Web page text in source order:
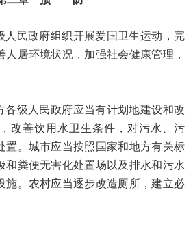
民政府组织开展爱国卫生运动，完
居环境状况，加强社会健康管理，
级人民政府应当有计划地建设和改
改善饮用水卫生条件，对污水、污
置。城市应当按照国家和地方有关标
和粪便无害化处置场以及排水和污水
施。农村应当逐步改造厕所，建立必